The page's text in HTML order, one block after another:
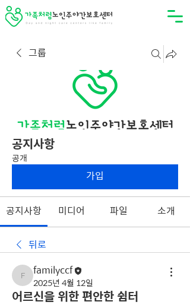
그룹
공지사항
공개
가입
공지사항 미디어 파일 소개
뒤로
familyccf
familyccf
2025년 4월 12일
어르신을 위한 편안한 쉼터